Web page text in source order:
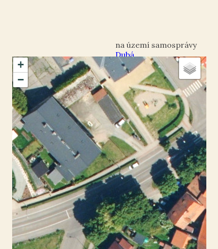
+
−
Dubá
okres Česká Lípa
Dubá
50.540218,14.539276
Smírčí kříž